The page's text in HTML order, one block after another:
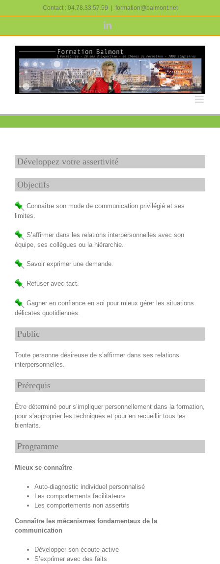
Contact : 04.78.33.57.59 formation@balmont.net
LinkedIn
Développez votre assertivité
Objectifs
Connaître son mode de communication privilégié et ses
limites.
S’affirmer dans les relations interpersonnelles avec son
équipe, ses collègues ou la hiérarchie.
Savoir exprimer une demande.
Refuser avec tact.
Gagner en confiance en soi pour mieux gérer les situations
délicates quotidiennes.
Public
Toute personne désireuse de s’affirmer dans ses relations
interpersonnelles.
Prérequis
Être déterminé pour s’impliquer personnellement dans la formation,
pour s’approprier les techniques et pour en recueillir tous les
bienfaits.
Programme
Mieux se connaître
Auto-diagnostic individuel personnalisé
Les comportements facilitateurs
Les comportements non assertifs
Connaître les mécanismes fondamentaux de la
communication
Développer son écoute active
S’exprimer avec des faits